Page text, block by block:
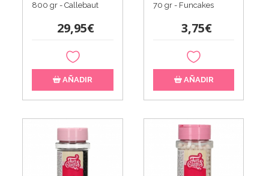
800 gr - Callebaut
29,95€
AÑADIR
70 gr - Funcakes
3,75€
AÑADIR